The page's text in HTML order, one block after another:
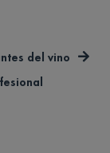
del vino